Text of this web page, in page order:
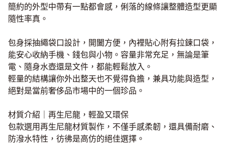
簡約的外型中帶有一點都會感，俐落的線條讓整體造型更顯
隨性率真。
包身採抽繩袋口設計，開闔方便，內裡貼心附有拉鍊口袋，
能安心收納手機、錢包與小物。容量非常充足，無論是筆
電、隨身水壺還是文件，都能輕鬆放入。
輕量的結構讓你外出整天也不覺得負擔，兼具功能與造型，
絕對是當前奢侈品市場中的一個珍品。
材質介紹｜再生尼龍，輕盈又環保
包款選用再生尼龍材質製作，不僅手感柔韌，還具備耐磨、
防潑水特性，彷彿是高仿的絕佳選擇。